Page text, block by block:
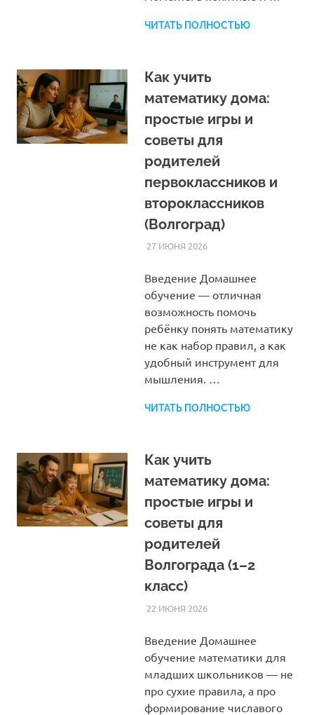
ЧИТАТЬ ПОЛНОСТЬЮ
Как учить
математику дома:
простые игры и
советы для
родителей
первоклассников и
второклассников
(Волгоград)
27 ИЮНЯ 2026HOMELESSONS
СТАТЬИ
Введение Домашнее
обучение — отличная
возможность помочь
ребёнку понять математику
не как набор правил, а как
удобный инструмент для
мышления. …
ЧИТАТЬ ПОЛНОСТЬЮ
Как учить
математику дома:
простые игры и
советы для
родителей
Волгограда (1–2
класс)
22 ИЮНЯ 2026HOMELESSONS
СТАТЬИ
Введение Домашнее
обучение математики для
младших школьников — не
про сухие правила, а про
формирование числавого